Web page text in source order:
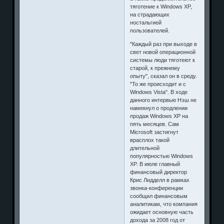
тяготение к Windows XP,
на страдающих
ностальгией
пользователей.
"Каждый раз при выходе в
свет новой операционной
системы люди тяготеют к
старой, к прежнему
опыту", сказал он в среду.
"То же происходит и с
Windows Vista". В ходе
данного интервью Нэш не
намекнул о продлении
продаж Windows XP на
пять месяцев. Сам
Microsoft застигнут
врасплох такой
длительной
популярностью Windows
XP. В июле главный
финансовый директор
Крис Лидделл в рамках
звонка-конференции
сообщил финансовым
аналитикам, что компания
ожидает основную часть
дохода за 2008 год от